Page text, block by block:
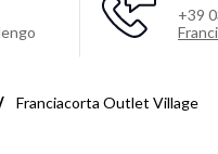
+39
Franciacorta Outlet Village